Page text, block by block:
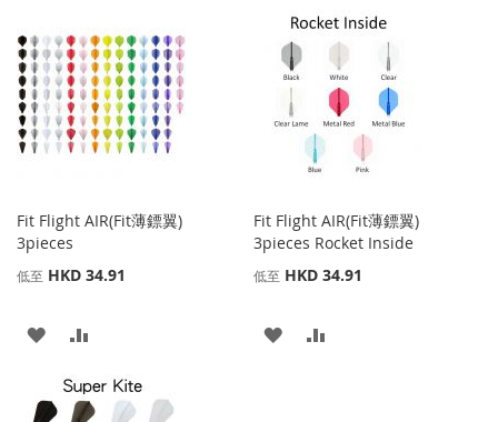
到
收
藏
並
比
較
到
收
藏
並
比
較
Fit Flight AIR(Fit薄鏢翼)
3pieces
低至 HKD 34.91
添
到
並
Fit Flight AIR(Fit薄鏢翼)
3pieces Rocket Inside
低至 HKD 34.91
添